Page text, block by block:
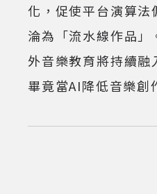
化，促使平台演算
淪為「流水線作品
外音樂教育將持續
畢竟當AI降低音樂創